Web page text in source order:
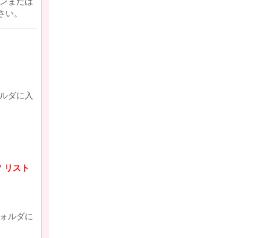
。
ダに入
リスト
ルダに